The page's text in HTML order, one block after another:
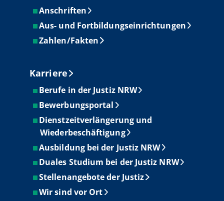
Anschriften
Aus- und Fortbildungseinrichtungen
Zahlen/Fakten
Karriere
Berufe in der Justiz NRW
Bewerbungsportal
Dienstzeitverlängerung und
Wiederbeschäftigung
Ausbildung bei der Justiz NRW
Duales Studium bei der Justiz NRW
Stellenangebote der Justiz
Wir sind vor Ort